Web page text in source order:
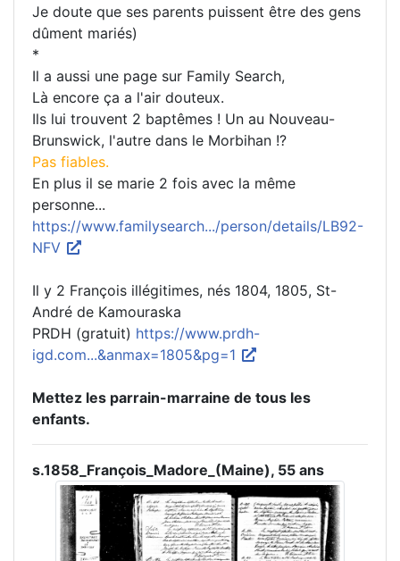
Je doute que ses parents puissent être des gens
dûment mariés)
*
Il a aussi une page sur Family Search,
Là encore ça a l'air douteux.
Ils lui trouvent 2 baptêmes ! Un au Nouveau-
Brunswick, l'autre dans le Morbihan !?
Pas fiables.
En plus il se marie 2 fois avec la même
personne...
https://www.familysearch.../person/details/LB92-
NFV
Il y 2 François illégitimes, nés 1804, 1805, St-
André de Kamouraska
PRDH (gratuit) https://www.prdh-
igd.com...&anmax=1805&pg=1
Mettez les parrain-marraine de tous les
enfants.
s.1858_François_Madore_(Maine), 55 ans